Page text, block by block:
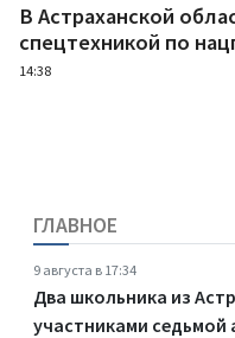
В Астраханской
спецтехникой по
14:38
ГЛАВНОЕ
9 августа в 17:34
Два школьника из
участниками седьмой